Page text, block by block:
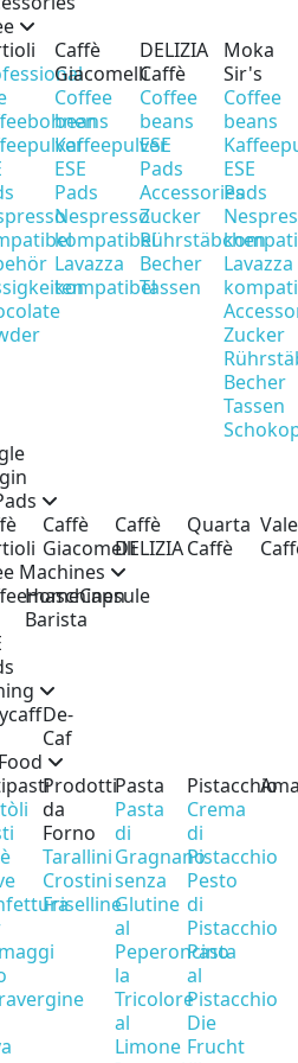
Caffè
Giacomelli
Coffee
beans
Kaffeepulver
ESE
Pads
Nespresso
kompatibel
Lavazza
kompatibel
DELIZIA
Caffè
Coffee
beans
ESE
Pads
Accessories
Zucker
Rührstäbchen
Becher
Tassen
Moka
Sir's
Coffee
beans
ESE
Pads
Lavazza
Zucker
Becher
Tassen
Caffè
Giacomelli
Caffè
DELIZIA
Quarta
Caffè
Machines
Home
Barista
Capsule
De-
Caf
Prodotti
da
Forno
Tarallini
Crostini
Friselline
Pasta
Pasta
di
Gragnano
senza
Glutine
al
Peperoncino
la
Tricolore
al
Limone
Pistacchio
Crema
di
Pistacchio
Pesto
di
Pistacchio
Pasta
al
Pistacchio
Die
Frucht